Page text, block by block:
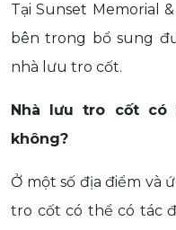
Tại Sunset Memorial
bên trong bổ sung
nhà lưu tro cốt.
Nhà lưu tro cốt có
không?
Ở một số địa điểm và
tro cốt có thể có tác